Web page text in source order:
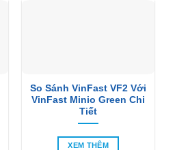
So Sánh VinFast VF2 Với
VinFast Minio Green Chi
Tiết
XEM THÊM